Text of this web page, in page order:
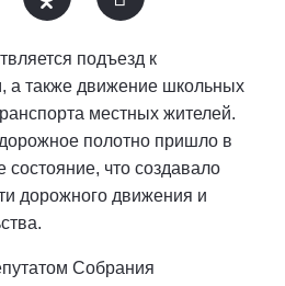
подъезд к
а также движение школьных
местных жителей.
полотно пришло в
состояние, что создавало
дорожного движения и
Собрания